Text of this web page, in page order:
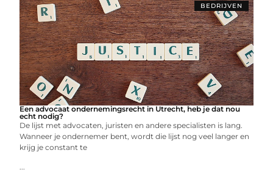
BEDRIJVEN
Een advocaat ondernemingsrecht in Utrecht, heb je dat nou
echt nodig?
De lijst met advocaten, juristen en andere specialisten is lang.
Wanneer je ondernemer bent, wordt die lijst nog veel langer en
krijg je constant te
...